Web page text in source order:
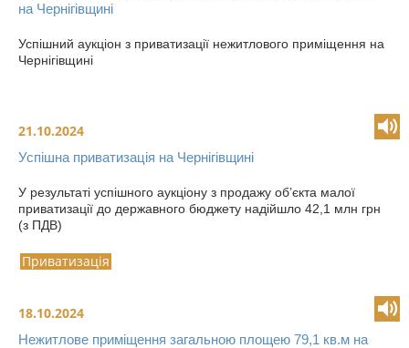
на Чернігівщині
Успішний аукціон з приватизації нежитлового приміщення на
Чернігівщині
21.10.2024
Успішна приватизація на Чернігівщині
У результаті успішного аукціону з продажу об’єкта малої
приватизації до державного бюджету надійшло 42,1 млн грн
(з ПДВ)
Приватизація
18.10.2024
Нежитлове приміщення загальною площею 79,1 кв.м на